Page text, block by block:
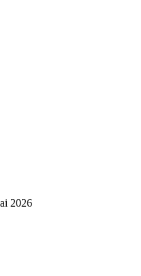
2026